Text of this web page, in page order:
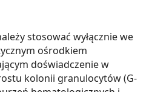
stosować wyłącznie we
ośrodkiem
doświadczenie w
kolonii granulocytów (G-